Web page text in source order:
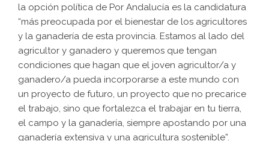
la opción política de Por Andalucía es la candidatura
“más preocupada por el bienestar de los agricultores
y la ganadería de esta provincia. Estamos al lado del
agricultor y ganadero y queremos que tengan
condiciones que hagan que el joven agricultor/a y
ganadero/a pueda incorporarse a este mundo con
un proyecto de futuro, un proyecto que no precarice
el trabajo, sino que fortalezca el trabajar en tu tierra,
el campo y la ganadería, siempre apostando por una
ganadería extensiva y una agricultura sostenible”.